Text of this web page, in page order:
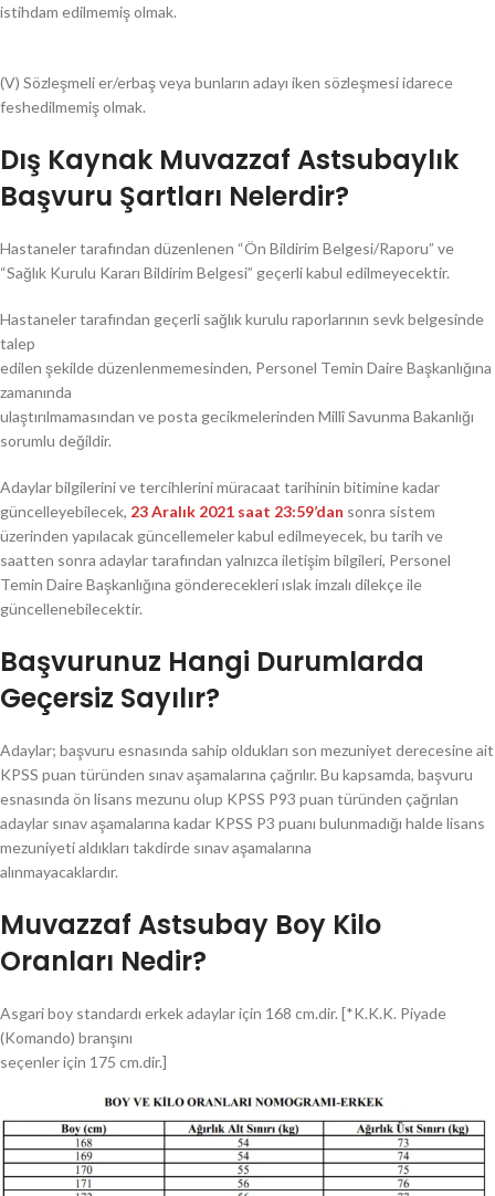
istihdam edilmemiş olmak.
(V) Sözleşmeli er/erbaş veya bunların adayı iken sözleşmesi idarece
feshedilmemiş olmak.
Dış Kaynak Muvazzaf Astsubaylık
Başvuru Şartları Nelerdir?
Hastaneler tarafından düzenlenen “Ön Bildirim Belgesi/Raporu” ve
“Sağlık Kurulu Kararı Bildirim Belgesi” geçerli kabul edilmeyecektir.
Hastaneler tarafından geçerli sağlık kurulu raporlarının sevk belgesinde
talep
edilen şekilde düzenlenmemesinden, Personel Temin Daire Başkanlığına
zamanında
ulaştırılmamasından ve posta gecikmelerinden Millî Savunma Bakanlığı
sorumlu değildir.
Adaylar bilgilerini ve tercihlerini müracaat tarihinin bitimine kadar
güncelleyebilecek, 23 Aralık 2021 saat 23:59’dan sonra sistem
üzerinden yapılacak güncellemeler kabul edilmeyecek, bu tarih ve
saatten sonra adaylar tarafından yalnızca iletişim bilgileri, Personel
Temin Daire Başkanlığına gönderecekleri ıslak imzalı dilekçe ile
güncellenebilecektir.
Başvurunuz Hangi Durumlarda
Geçersiz Sayılır?
Adaylar; başvuru esnasında sahip oldukları son mezuniyet derecesine ait
KPSS puan türünden sınav aşamalarına çağrılır. Bu kapsamda, başvuru
esnasında ön lisans mezunu olup KPSS P93 puan türünden çağrılan
adaylar sınav aşamalarına kadar KPSS P3 puanı bulunmadığı halde lisans
mezuniyeti aldıkları takdirde sınav aşamalarına
alınmayacaklardır.
Muvazzaf Astsubay Boy Kilo
Oranları Nedir?
Asgari boy standardı erkek adaylar için 168 cm.dir. [*K.K.K. Piyade
(Komando) branşını
seçenler için 175 cm.dir.]